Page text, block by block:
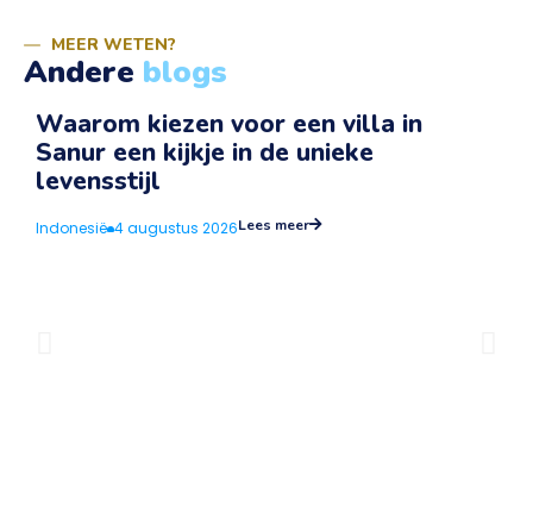
MEER WETEN?
Andere blogs
Waarom kiezen voor een villa in
Sanur een kijkje in de unieke
levensstijl
Indonesië 4 augustus 2026Lees meer